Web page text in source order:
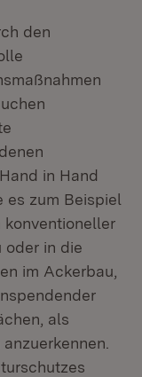
den
in Hand
es zum Beispiel
konventioneller
oder in die
im Ackerbau,
als